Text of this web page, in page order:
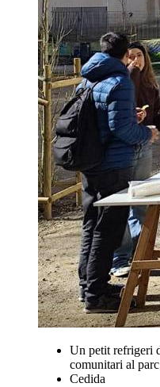
Un petit refrigeri
comunitari al
Cedida